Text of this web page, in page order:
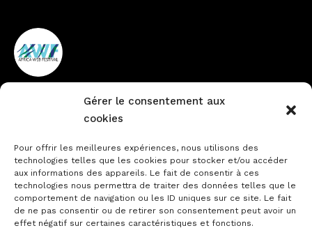
Gérer le consentement aux
cookies
Pour offrir les meilleures expériences, nous utilisons des
technologies telles que les cookies pour stocker et/ou accéder
aux informations des appareils. Le fait de consentir à ces
technologies nous permettra de traiter des données telles que le
comportement de navigation ou les ID uniques sur ce site. Le fait
de ne pas consentir ou de retirer son consentement peut avoir un
effet négatif sur certaines caractéristiques et fonctions.
Vieux Cocody non loin de la
Technique
Contactez-nous
Notre actualité